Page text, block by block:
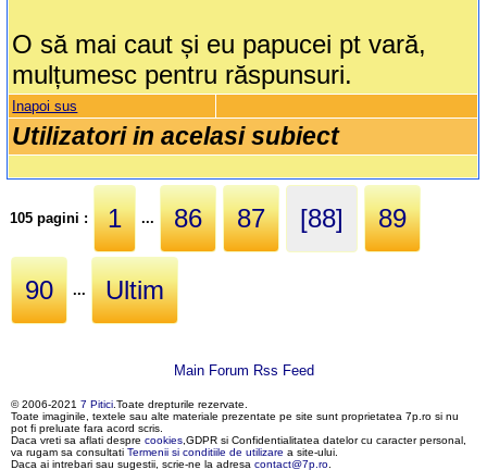
O să mai caut și eu papucei pt vară,
mulțumesc pentru răspunsuri.
Inapoi sus
Utilizatori in acelasi subiect
105 pagini : 1 ... 86 87 [88] 89
90 ... Ultim
Main Forum Rss Feed
© 2006-2021 7 Pitici.Toate drepturile rezervate.
Toate imaginile, textele sau alte materiale prezentate pe site sunt proprietatea 7p.ro si nu
pot fi preluate fara acord scris.
Daca vreti sa aflati despre cookies,GDPR si Confidentialitatea datelor cu caracter personal,
va rugam sa consultati Termenii si conditiile de utilizare a site-ului.
Daca ai intrebari sau sugestii, scrie-ne la adresa contact@7p.ro.